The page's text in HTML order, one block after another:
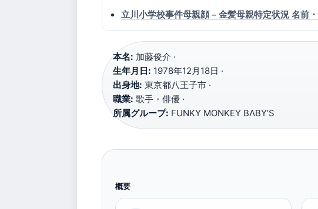
立川小学校事件母親顔 – 金髪母親特定状況 名前
本名: 加藤俊介 ·
生年月日: 1978年12月18日 ·
出身地: 東京都八王子市 ·
職業: 歌手・俳優 ·
所属グループ: FUNKY MONKEY BΛBY’S
概要